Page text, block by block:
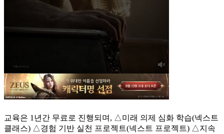
교육은 1년간 무료로 진행되며, △미래 의제 심화 학습(넥스트
클래스) △경험 기반 실천 프로젝트(넥스트 프로젝트) △지속